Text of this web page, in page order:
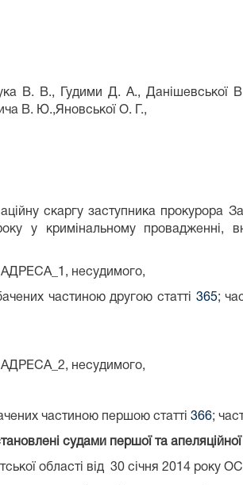
В. В., Гудими Д. А.,
В. Ю.,Яновської О. Г.,
скаргу заступника прокурора
у кримінальному
несудимого,
частиною другою статті 365;
несудимого,
частиною першою статті 366;
судами першої та апеляційної
області від 30 січня 2014 року